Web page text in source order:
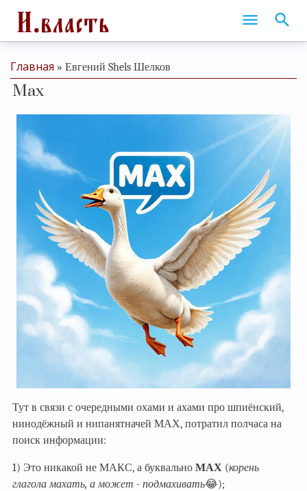
Главная » Евгений Shels Шелков
Мах
Тут в связи с очередными охами и ахами про шпиёнский,
нинодёжный и нипанятначей МАХ, потратил полчаса на
поиск информации:
1) Это никакой не МАКС, а буквально МАХ (корень
глагола махать, а может - подмахивать😂);